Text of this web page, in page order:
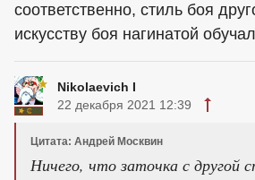
соответственно, стиль боя
искусству боя нагинатой
Nikolaevich I
22 декабря 2021 12:39
Цитата: Андрей Москвин
Ничего, что заточка с другой